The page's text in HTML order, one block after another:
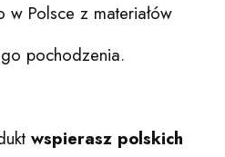
w Polsce z materiałów
pochodzenia.
wspierasz polskich